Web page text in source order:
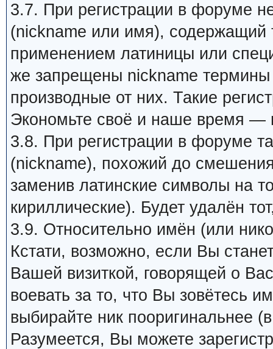
3.7. При регистрации в форуме
(nickname или имя), содержащий
применением латиницы или
же запрещены nickname
производные от них. Такие
Экономьте своё и наше время —
3.8. При регистрации в форуме
(nickname), похожий до
заменив латинские символы на
кириллические). Будет удалён
3.9. Относительно имён (или
Кстати, возможно, если Вы
Вашей визиткой, говорящей о
воевать за то, что Вы зовётесь
выбирайте ник пооригинальнее
Разумеется, Вы можете